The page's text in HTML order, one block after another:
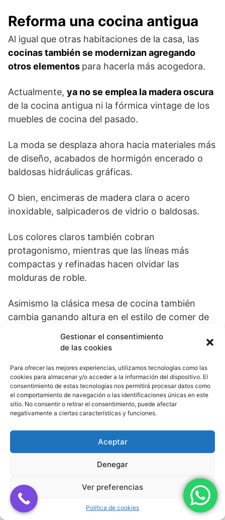
Gestionar el consentimiento
de las cookies
Para ofrecer las mejores experiencias, utilizamos tecnologías como las
cookies para almacenar y/o acceder a la información del dispositivo. El
consentimiento de estas tecnologías nos permitirá procesar datos como
el comportamiento de navegación o las identificaciones únicas en este
sitio. No consentir o retirar el consentimiento, puede afectar
negativamente a ciertas características y funciones.
Aceptar
Denegar
Ver preferencias
Política de cookies
Reforma una cocina antigua
Al igual que otras habitaciones de la casa, las
cocinas también se modernizan agregando
otros elementos para hacerla más acogedora.
Actualmente, ya no se emplea la madera oscura
de la cocina antigua ni la fórmica vintage de los
muebles de cocina del pasado.
La moda se desplaza ahora hacia materiales más
de diseño, acabados de hormigón encerado o
baldosas hidráulicas gráficas.
O bien, encimeras de madera clara o acero
inoxidable, salpicaderos de vidrio o baldosas.
Los colores claros también cobran
protagonismo, mientras que las líneas más
compactas y refinadas hacen olvidar las
molduras de roble.
Asimismo la clásica mesa de cocina también
cambia ganando altura en el estilo de comer de
también está de moda.
PIDENOS PRESUPUESTO GRATIS POR WHATSAPP
Construye una cocina abierta
Durante mucho tiempo, la cocina estuvo